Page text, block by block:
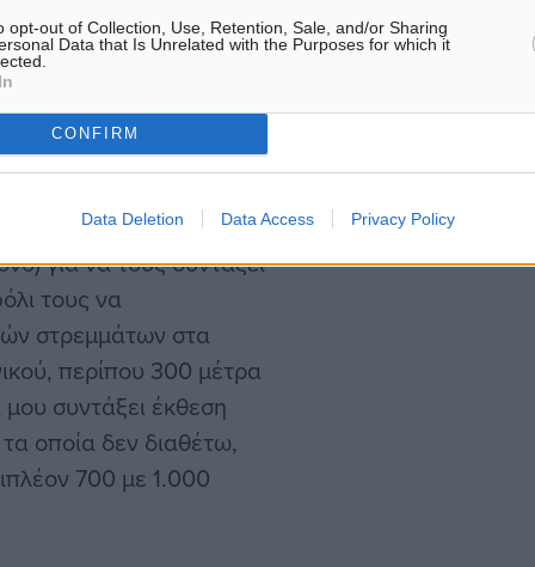
opt-out of Collection, Use, Retention, Sale, and/or Sharing
Data that Is Unrelated with the Purposes for which it
CONFIRM
Data Deletion Data Access Privacy Policy
εκ των οποίων
ο ίδιος.
και αναζήτησαν
για να τους συντάξει
τους να
στρεμμάτων στα
περίπου 300 μέτρα
συντάξει έκθεση
οποία δεν διαθέτω,
700 με 1.000